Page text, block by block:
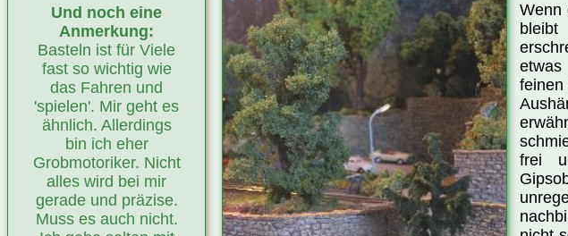
Und noch eine
Anmerkung:
Basteln ist für Viele
fast so wichtig wie
das Fahren und
'spielen'. Mir geht es
ähnlich. Allerdings
bin ich eher
Grobmotoriker. Nicht
alles wird bei mir
gerade und präzise.
Muss es auch nicht.
Wenn
frei